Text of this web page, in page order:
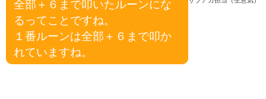
全部＋６まで叩いたルーンにな
るってことですね。
１番ルーンは全部＋６まで叩か
れていますね。